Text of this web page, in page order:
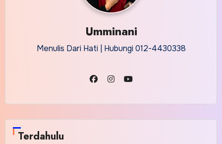
Umminani
Menulis Dari Hati | Hubungi 012-4430338
Terdahulu